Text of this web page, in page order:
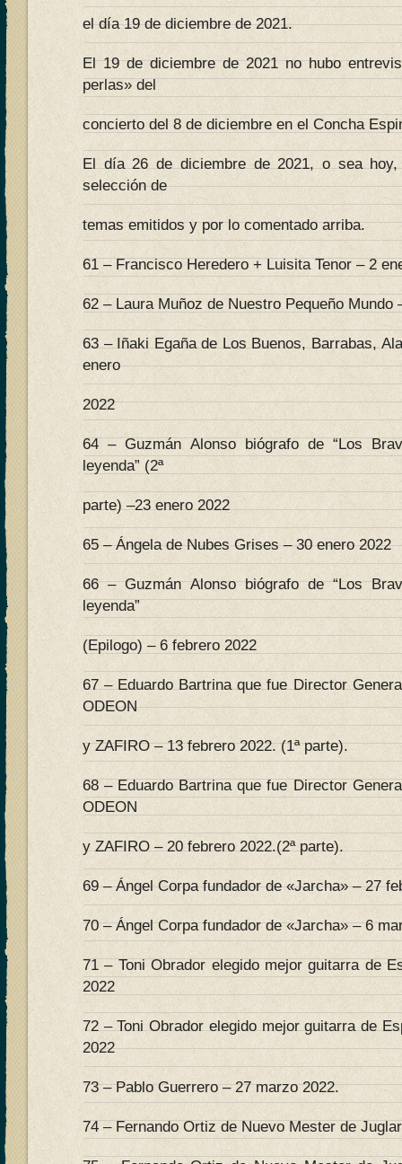
el día 19 de diciembre de 2021.
El 19 de diciembre de 2021 no hubo
perlas» del
concierto del 8 de diciembre en el Concha
El día 26 de diciembre de 2021, o sea
selección de
temas emitidos y por lo comentado arriba.
61 – Francisco Heredero + Luisita Tenor – 2
62 – Laura Muñoz de Nuestro Pequeño Mundo
63 – Iñaki Egaña de Los Buenos, Barrabas,
enero
2022
64 – Guzmán Alonso biógrafo de “Los
leyenda” (2ª
parte) –23 enero 2022
65 – Ángela de Nubes Grises – 30 enero 2022
66 – Guzmán Alonso biógrafo de “Los
leyenda”
(Epilogo) – 6 febrero 2022
67 – Eduardo Bartrina que fue Director
ODEON
y ZAFIRO – 13 febrero 2022. (1ª parte).
68 – Eduardo Bartrina que fue Director
ODEON
y ZAFIRO – 20 febrero 2022.(2ª parte).
69 – Ángel Corpa fundador de «Jarcha» – 27
70 – Ángel Corpa fundador de «Jarcha» – 6
71 – Toni Obrador elegido mejor guitarra de
2022
72 – Toni Obrador elegido mejor guitarra de
2022
73 – Pablo Guerrero – 27 marzo 2022.
74 – Fernando Ortiz de Nuevo Mester de